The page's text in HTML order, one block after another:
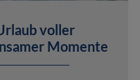
voller
Momente